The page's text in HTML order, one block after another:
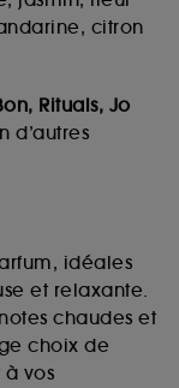
citron
Rituals, Jo
d’autres
idéales
et relaxante.
chaudes et
choix de
vos